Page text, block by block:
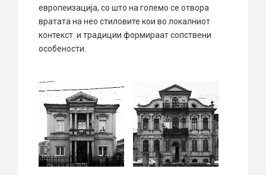
европеизација, со што на големо се отвора
вратата на нео стиловите кои во локалниот
контекст и традиции формираат сопствени
особености.